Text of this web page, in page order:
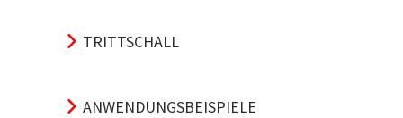
TRITTSCHALL
ANWENDUNGSBEISPIELE